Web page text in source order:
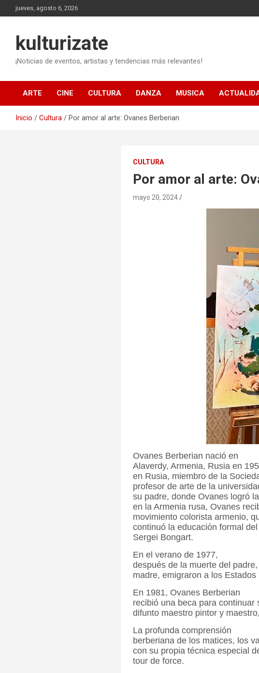
Saltar
al
jueves, agosto 6, 2026
kulturizate
¡Noticias de eventos, artistas y tendencias más relevantes!
ARTE CINE CULTURA DANZA MUSICA
Inicio Cultura Por amor al arte: Ovanes Berberian
CULTURA
Por amor al arte:
mayo 20, 2024
Ovanes Berberian nació en
Alaverdy, Armenia, Rusia en
en Rusia, miembro de la
profesor de arte de la
su padre, donde Ovanes logró
en la Armenia rusa, Ovanes
movimiento colorista armenio,
continuó la educación formal
Sergei Bongart.
En el verano de 1977,
después de la muerte del
madre, emigraron a los
En 1981, Ovanes Berberian
recibió una beca para continuar
difunto maestro pintor y
La profunda comprensión
berberiana de los matices, los
con su propia técnica especial
tour de force.